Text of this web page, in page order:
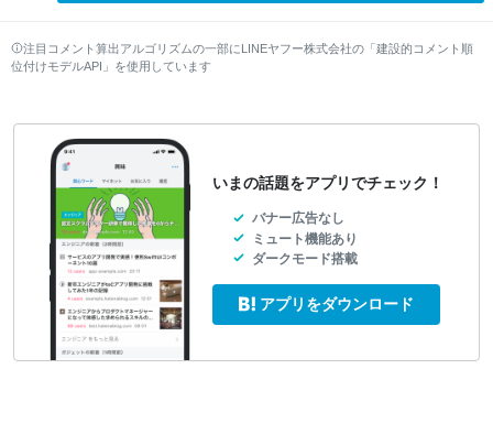
注目コメント算出アルゴリズムの一部にLINEヤフー株式会社の「建設的コメント順
位付けモデルAPI」を使用しています
いまの話題をアプリでチェック！
バナー広告なし
ミュート機能あり
ダークモード搭載
アプリをダウンロード